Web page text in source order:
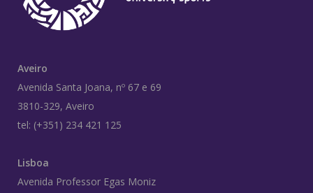
Aveiro
Avenida Santa Joana, nº 67 e 69
3810-329, Aveiro
tel: (+351) 234 421 125
Lisboa
Avenida Professor Egas Moniz